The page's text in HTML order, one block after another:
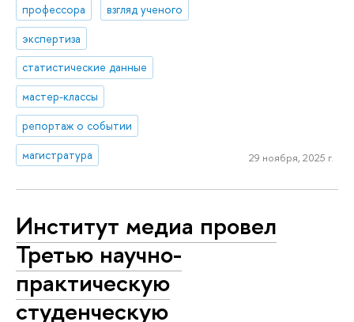
профессора
взгляд ученого
экспертиза
статистические данные
мастер-классы
репортаж о событии
магистратура
29 ноября, 2025 г.
Институт медиа провел
Третью научно-
практическую
студенческую